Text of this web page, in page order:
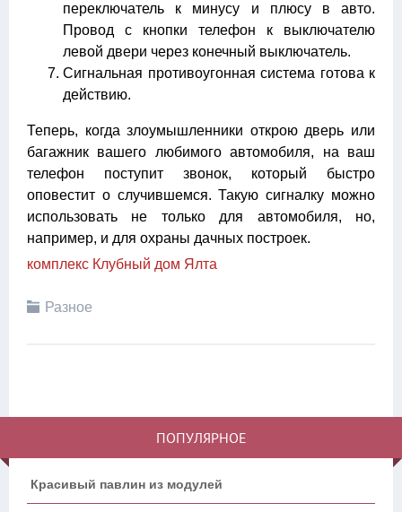
переключатель к минусу и плюсу в авто.
Провод с кнопки телефон к выключателю
левой двери через конечный выключатель.
Сигнальная противоугонная система готова к
действию.
Теперь, когда злоумышленники открою дверь или
багажник вашего любимого автомобиля, на ваш
телефон поступит звонок, который быстро
оповестит о случившемся. Такую сигналку можно
использовать не только для автомобиля, но,
например, и для охраны дачных построек.
комплекс Клубный дом Ялта
Разное
ПОПУЛЯРНОЕ
Красивый павлин из модулей